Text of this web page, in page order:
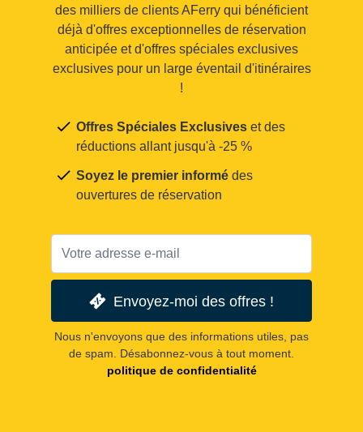
des milliers de clients AFerry qui bénéficient
déjà d'offres exceptionnelles de réservation
anticipée et d'offres spéciales exclusives
exclusives pour un large éventail d'itinéraires
!
Offres Spéciales Exclusives et des
réductions allant jusqu'à -25 %
Soyez le premier informé des
ouvertures de réservation
Envoyez-moi des offres !
Nous n'envoyons que des informations utiles, pas
de spam. Désabonnez-vous à tout moment.
politique de confidentialité